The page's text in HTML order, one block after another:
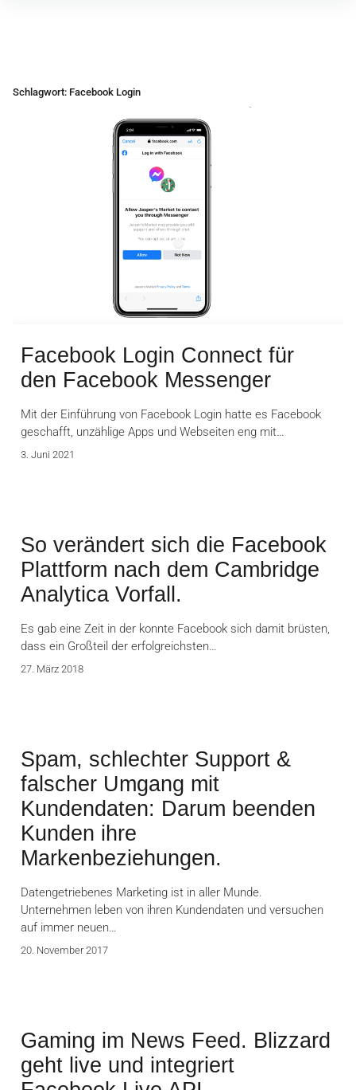
Schlagwort: Facebook Login
Facebook Login Connect für
den Facebook Messenger
Mit der Einführung von Facebook Login hatte es Facebook
geschafft, unzählige Apps und Webseiten eng mit…
3. Juni 2021
So verändert sich die Facebook
Plattform nach dem Cambridge
Analytica Vorfall.
Es gab eine Zeit in der konnte Facebook sich damit brüsten,
dass ein Großteil der erfolgreichsten…
27. März 2018
Spam, schlechter Support &
falscher Umgang mit
Kundendaten: Darum beenden
Kunden ihre
Markenbeziehungen.
Datengetriebenes Marketing ist in aller Munde.
Unternehmen leben von ihren Kundendaten und versuchen
auf immer neuen…
20. November 2017
Gaming im News Feed. Blizzard
geht live und integriert